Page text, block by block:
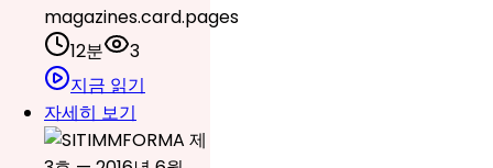
magazines.card.pages
12분
3
지금 읽기
자세히 보기